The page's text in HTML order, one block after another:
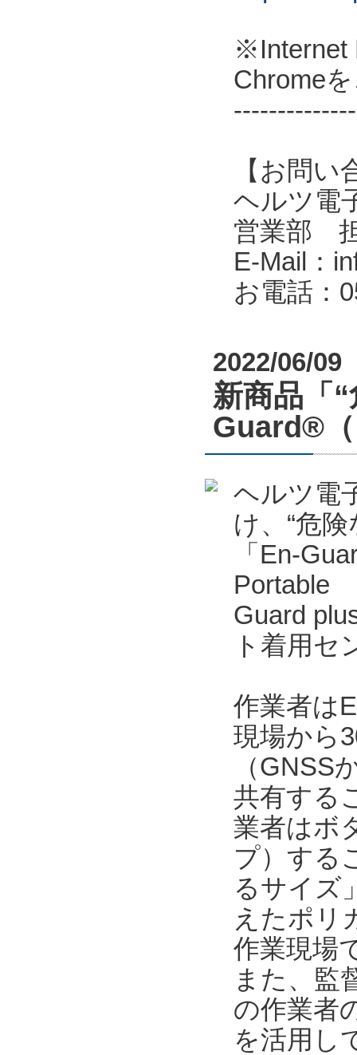
※Internet
Chrome
【お問い
ヘルツ電
営業部
E-Mail：
お電話：
2022/06/09
新商品「
Guard®
ヘルツ電
け、“危
「En-
Portable
Guard
ト着用
作業者は
現場から
（GNSS
共有する
業者はボ
プ）する
るサイズ
えたポリ
作業現場
また、監
の作業者
を活用し